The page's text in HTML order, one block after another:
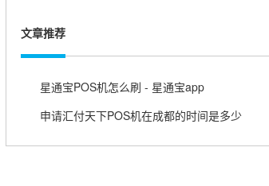
文章推荐
星通宝POS机怎么刷 - 星通宝app
申请汇付天下POS机在成都的时间是多少